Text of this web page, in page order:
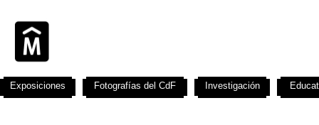
Exposiciones Fotografías del CdF Investigación